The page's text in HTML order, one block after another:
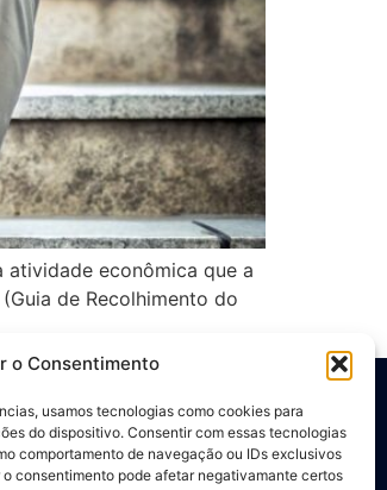
o Consentimento
usamos tecnologias como cookies para
do dispositivo. Consentir com essas tecnologias
comportamento de navegação ou IDs exclusivos
consentimento pode afetar negativamante certos
atividade econômica que a
de Recolhimento do